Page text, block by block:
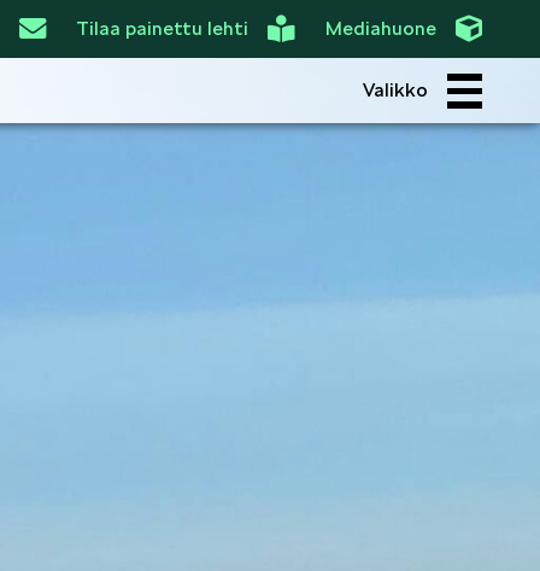
Tilaa painettu lehti Mediahuone
Valikko